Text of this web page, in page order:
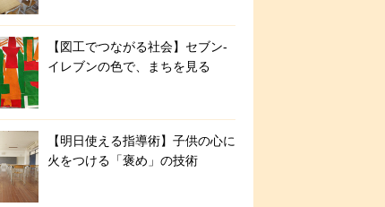
【図工でつながる社会】セブン‐
イレブンの色で、まちを見る
【明日使える指導術】子供の心に
火をつける「褒め」の技術